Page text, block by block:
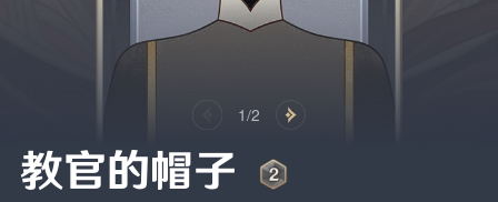
1/2
教官的帽子